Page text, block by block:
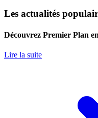
Les actualités
Découvrez Premier Plan
Lire la suite